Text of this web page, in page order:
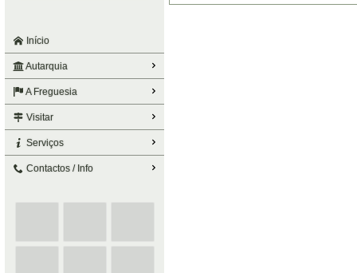
Início
Autarquia
A Freguesia
Visitar
Serviços
Contactos / Info